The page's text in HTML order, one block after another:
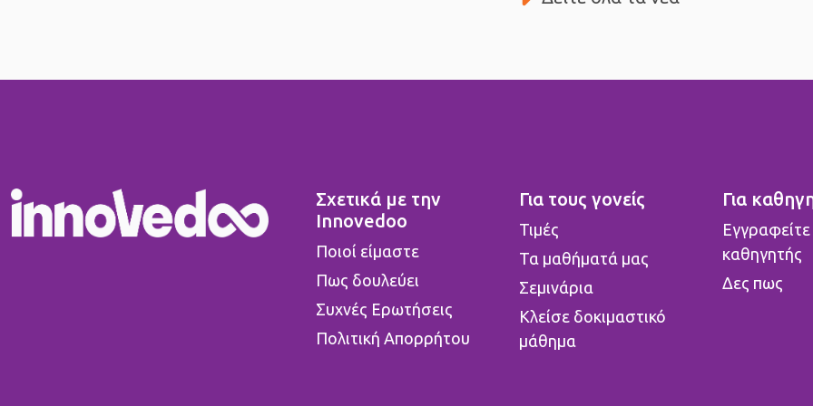
Σχετικά με την
Innovedoo
Ποιοί είμαστε
Πως δουλεύει
Συχνές Ερωτήσεις
Πολιτική Απορρήτου
Για τους γονείς
Τιμές
Τα μαθήματά μας
Σεμινάρια
Κλείσε δοκιμαστικό
μάθημα
Για
καθηγητής
Δες πως